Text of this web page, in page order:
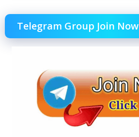
Telegram Group Join Now